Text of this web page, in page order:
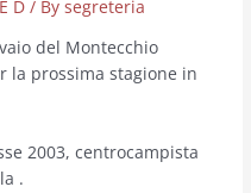
D / Bysegreteria
del Montecchio
la prossima stagione in
2003, centrocampista
.